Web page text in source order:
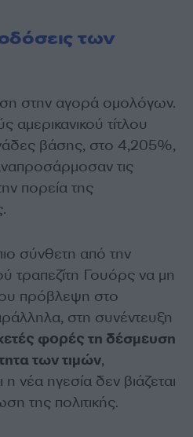
των
στην αγορά ομολόγων.
τίτλου
βάσης, στο 4,205%,
τις
πορεία της
σύνθετη από την
τραπεζίτη Γουόρς να μη
πρόβλεψη στο
στη συνέντευξη
φορές τη δέσμευση
των τιμών,
νέα ηγεσία δεν βιάζεται
της πολιτικής.